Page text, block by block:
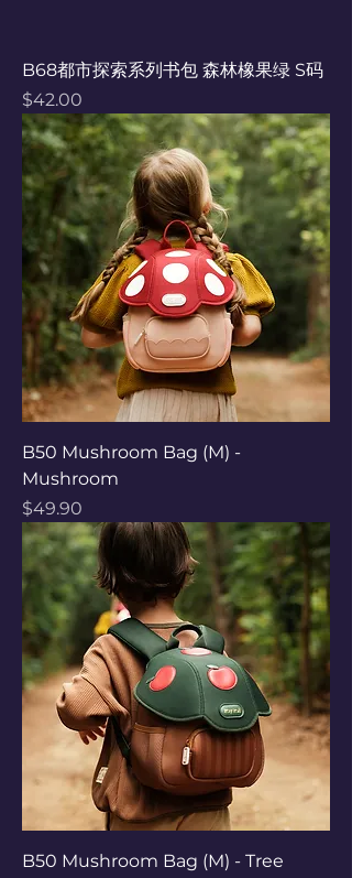
B68都市探索系列书包 森林橡果绿 S码
Price
$42.00
B50 Mushroom Bag (M) -
Mushroom
Price
$49.90
B50 Mushroom Bag (M) - Tree